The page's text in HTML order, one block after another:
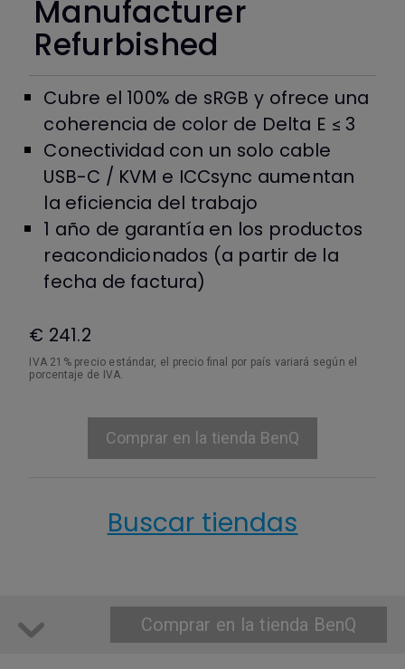
Manufacturer
Refurbished
Cubre el 100% de sRGB y ofrece una
coherencia de color de Delta E ≤ 3
Conectividad con un solo cable
USB-C / KVM e ICCsync aumentan
la eficiencia del trabajo
1 año de garantía en los productos
reacondicionados (a partir de la
fecha de factura)
€ 241.2
IVA 21% precio estándar, el precio final por país variará según el
porcentaje de IVA.
Comprar en la tienda BenQ
Buscar tiendas
Comprar en la tienda BenQ